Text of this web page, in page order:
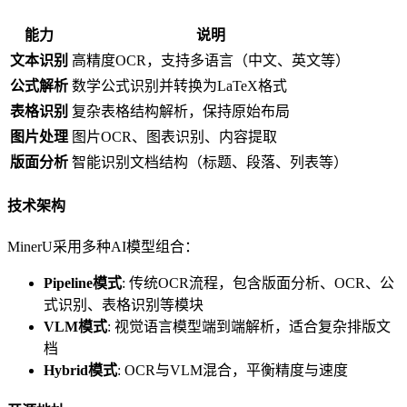
能力
说明
文本识别 高精度OCR，支持多语言（中文、英文等）
公式解析 数学公式识别并转换为LaTeX格式
表格识别 复杂表格结构解析，保持原始布局
图片处理 图片OCR、图表识别、内容提取
版面分析 智能识别文档结构（标题、段落、列表等）
技术架构
MinerU采用多种AI模型组合：
Pipeline模式: 传统OCR流程，包含版面分析、OCR、公
式识别、表格识别等模块
VLM模式: 视觉语言模型端到端解析，适合复杂排版文
档
Hybrid模式: OCR与VLM混合，平衡精度与速度